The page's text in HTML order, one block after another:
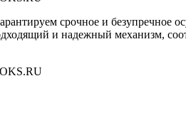
срочное и безупречное
и надежный механизм,